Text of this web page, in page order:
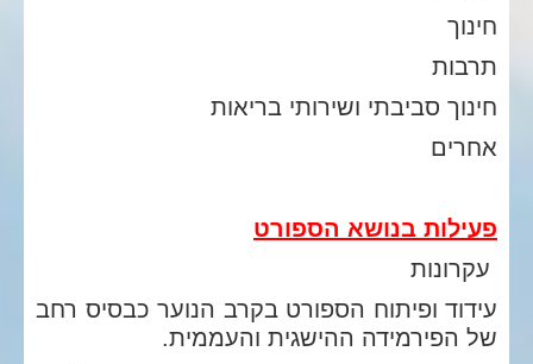
חינוך
תרבות
חינוך סביבתי ושירותי בריאות
אחרים
פעילות בנושא הספורט
עקרונות
עידוד ופיתוח הספורט בקרב הנוער כבסיס רחב
של הפירמידה ההישגית והעממית.